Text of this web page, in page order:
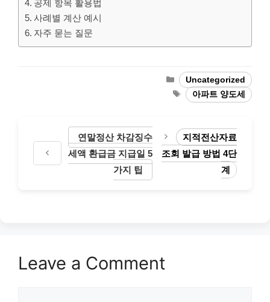
공제 항목 활용법
사례별 계산 예시
자주 묻는 질문
Categories
Uncategorized
Tags아파트 양도세
연말정산 차감징수
세액 환급금 지급일 5
가지 팁
지적전산자료
조회 발급 방법 4단
계
Leave a Comment